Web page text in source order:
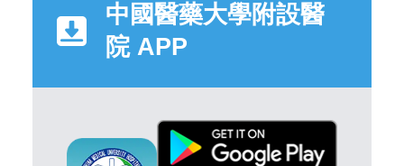
中國醫藥大學附設醫
院 APP